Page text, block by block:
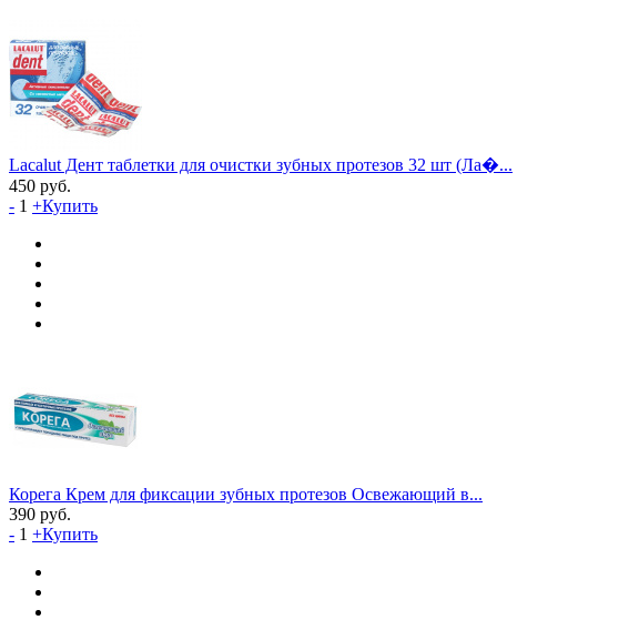
Lacalut Дент таблетки для очистки зубных протезов 32 шт (Ла�...
450 руб.
- 1 +Купить
Корега Крем для фиксации зубных протезов Освежающий в...
390 руб.
- 1 +Купить